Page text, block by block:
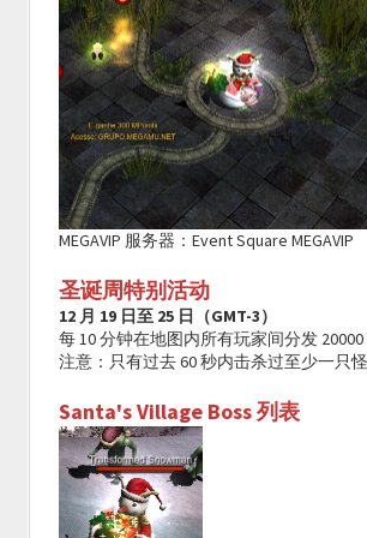
MEGAVIP 服务器：Event Square MEGAVIP
圣诞周特别活动
12 月 19 日至 25 日（GMT-3）
每 10 分钟在地图内所有玩家间分发 20000
注意：只有过去 60 秒内击杀过至少一只
Santa's Village Boss 列表